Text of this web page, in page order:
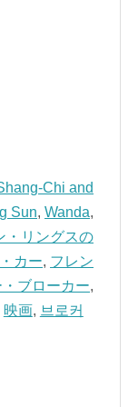
Chi and
Sun, Wanda,
・リングスの
カー, フレン
ブローカー,
映画, 브로커